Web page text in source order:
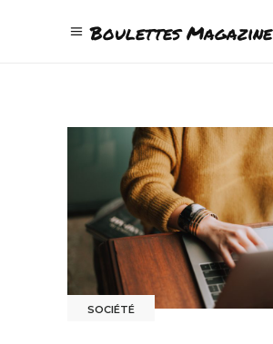
Boulettes Magazine
SOCIÉTÉ